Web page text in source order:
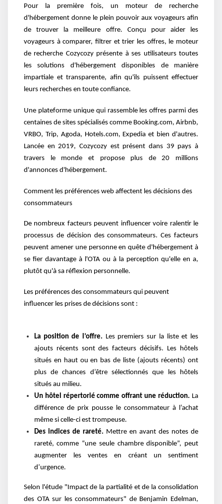
Pour la première fois, un moteur de recherche
d'hébergement donne le plein pouvoir aux voyageurs afin
de trouver la meilleure offre. Conçu pour aider les
voyageurs à comparer, filtrer et trier les offres, le moteur
de recherche Cozycozy présente à ses utilisateurs toutes
les solutions d'hébergement disponibles de manière
impartiale et transparente, afin qu'ils puissent effectuer
leurs recherches en toute confiance.
Une plateforme unique qui rassemble les offres parmi des
centaines de sites spécialisés comme Booking.com, Airbnb,
VRBO, Trip, Agoda, Hotels.com, Expedia et bien d'autres.
Lancée en 2019, Cozycozy est présent dans 39 pays à
travers le monde et propose plus de 20 millions
d'annonces d'hébergement.
Comment les préférences web affectent les décisions des
consommateurs
De nombreux facteurs peuvent influencer voire ralentir le
processus de décision des consommateurs. Ces facteurs
peuvent amener une personne en quête d'hébergement à
se fier davantage à l'OTA ou à la perception qu'elle en a,
plutôt qu'à sa réflexion personnelle.
Les préférences des consommateurs qui peuvent
influencer les prises de décisions sont :
La position de l’offre. Les premiers sur la liste et les
ajouts récents sont des facteurs décisifs. Les hôtels
situés en haut ou en bas de liste (ajouts récents) ont
plus de chances d’être sélectionnés que les hôtels
situés au milieu.
Un hôtel répertorié comme offrant une réduction. La
différence de prix pousse le consommateur à l’achat
même si celle-ci est trompeuse.
Des indices de rareté. Mettre en avant des notes de
rareté, comme “une seule chambre disponible”, peut
augmenter les ventes en créant un sentiment
d’urgence.
Selon l'étude "Impact de la partialité et de la consolidation
des OTA sur les consommateurs" de Benjamin Edelman,